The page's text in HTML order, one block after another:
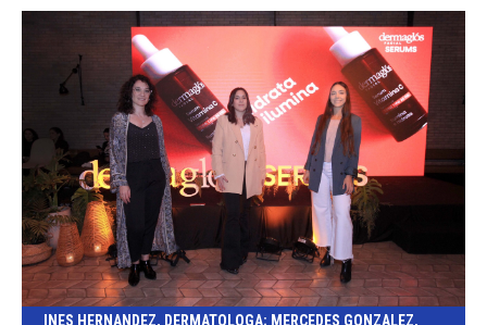
INES HERNANDEZ, DERMATOLOGA; MERCEDES GONZALEZ,